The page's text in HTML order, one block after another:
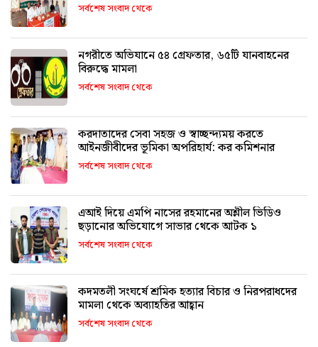
সর্বশেষ সংবাদ থেকে
নগরীতে অভিযানে ৫৪ গ্রেফতার, ৬৫টি যানবাহনের
বিরুদ্ধে মামলা
সর্বশেষ সংবাদ থেকে
করদাতাদের সেবা সহজ ও স্বাচ্ছন্দ্যময় করতে
আইনজীবীদের ভূমিকা অপরিহার্য: কর কমিশনার
সর্বশেষ সংবাদ থেকে
এআই দিয়ে এমপি নাসের রহমানের অশ্লীল ভিডিও
ছড়ানোর অভিযোগে সাভার থেকে আটক ১
সর্বশেষ সংবাদ থেকে
কদমতলী সংঘর্ষে শ্রমিক হত্যার বিচার ও নিরপরাধদের
মামলা থেকে অব্যাহতির আহ্বান
সর্বশেষ সংবাদ থেকে